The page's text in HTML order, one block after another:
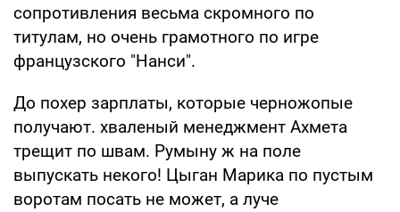
сопротивления весьма скромного по
титулам, но очень грамотного по игре
французского "Нанси".
До похер зарплаты, которые черножопые
получают. хваленый менеджмент Ахмета
трещит по швам. Румыну ж на поле
выпускать некого! Цыган Марика по пустым
воротам посать не может, а луче